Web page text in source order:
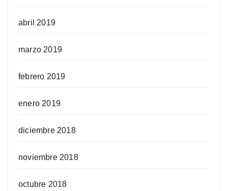
abril 2019
marzo 2019
febrero 2019
enero 2019
diciembre 2018
noviembre 2018
octubre 2018